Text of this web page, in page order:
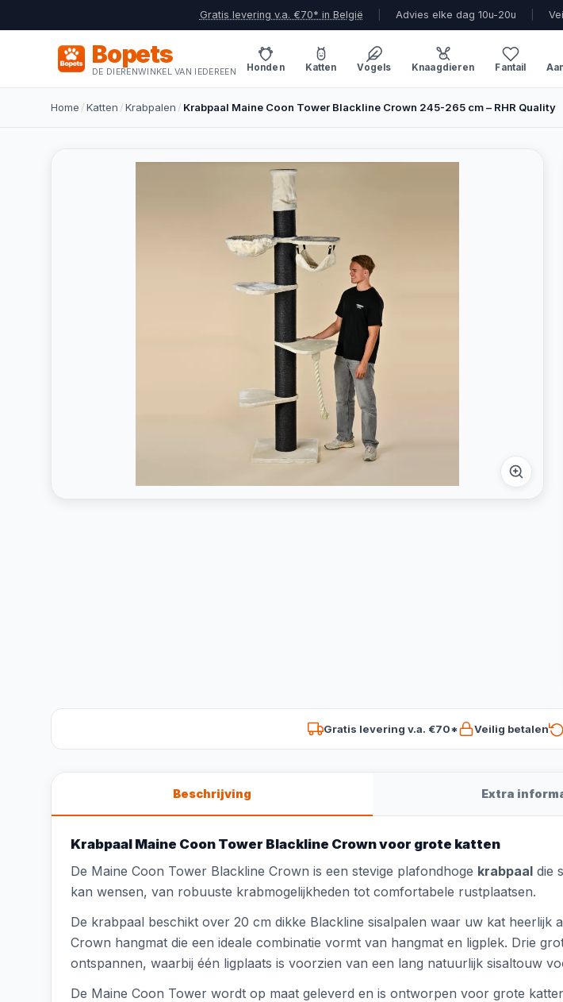
Gratis levering v.a. €70* in België Advies elke dag 10u-20u
Bopets
DE DIERENWINKEL VAN IEDEREEN Honden Katten Vogels Knaagdieren Fantail
Home /Katten /Krabpalen / Krabpaal Maine Coon Tower Blackline Crown 245-265 cm – RHR Quality
Gratis levering v.a. €70* Veilig betalen
Beschrijving Extra
Krabpaal Maine Coon Tower Blackline Crown voor grote katten
De Maine Coon Tower Blackline Crown is een stevige plafondhoge krabpaal die
kan wensen, van robuuste krabmogelijkheden tot comfortabele rustplaatsen.
De krabpaal beschikt over 20 cm dikke Blackline sisalpalen waar uw kat
Crown hangmat die een ideale combinatie vormt van hangmat en ligplek. Drie
ontspannen, waarbij één ligplaats is voorzien van een lang natuurlijk sisaltouw
De Maine Coon Tower wordt op maat geleverd en is ontworpen voor grote